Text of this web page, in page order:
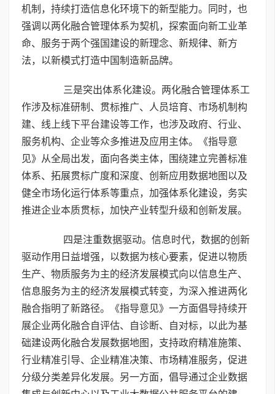
机制，持续打造信息化环境下的新型能力。同时，也
强调以两化融合管理体系为契机，探索面向新工业革
命、服务于两个强国建设的新理念、新规律、新方
法，以新模式打造中国制造新品牌。
三是突出体系化建设。两化融合管理体系工
作涉及标准研制、贯标推广、人员培育、市场机制构
建、线上线下平台建设等工作，也涉及政府、行业、
服务机构、企业等众多推进及应用主体。《指导意
见》从全局出发，面向各类主体，围绕建立完善标准
体系、拓展贯标广度和深度、创新应用数据地图以及
健全市场化运行体系等重点，加强体系化建设，务实
推进企业本质贯标，加快产业转型升级和创新发展。
四是注重数据驱动。信息时代，数据的创新
驱动作用日益增强，以数据为核心要素，促进以物质
生产、物质服务为主的经济发展模式向以信息生产、
信息服务为主的经济发展模式转变，为深入推进两化
融合指明了新路径。《指导意见》一方面倡导持续开
展企业两化融合自评估、自诊断、自对标，以此为基
础建设两化融合发展数据地图，支持政府精准施策、
行业精准引导、企业精准决策、市场精准服务，促进
分级分类差异化发展。另一方面，倡导通过企业数据